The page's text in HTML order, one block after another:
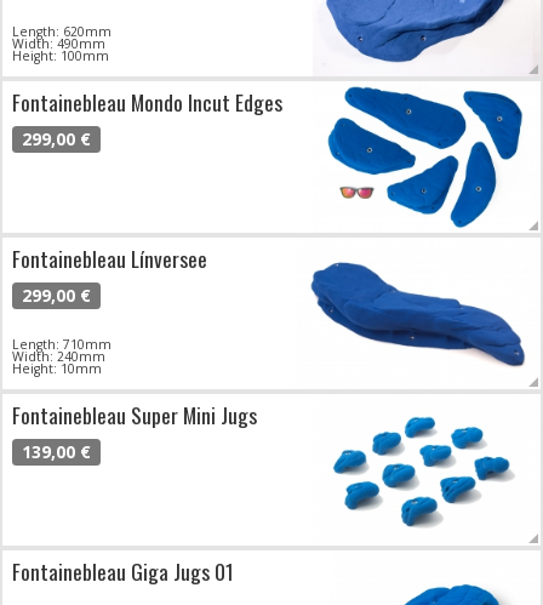
Length: 620mm
Width: 490mm
Height: 100mm
Fontainebleau Mondo Incut Edges
299,00 €
Fontainebleau Línversee
299,00 €
Length: 710mm
Width: 240mm
Height: 10mm
Fontainebleau Super Mini Jugs
139,00 €
Fontainebleau Giga Jugs 01